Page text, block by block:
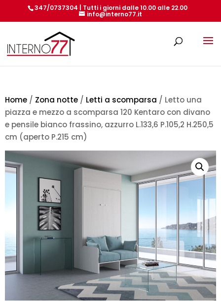
347/0737304 | Tutti i giorni dalle 10.00 alle 22.00
info@interno77.it
Home / Zona notte / Letti a scomparsa / Letto una
piazza e mezzo a scomparsa 120 Kentaro con divano
e pensile bianco frassino, azzurro L.133,6 P.105,2 H.250,5
cm (aperto P.215 cm)